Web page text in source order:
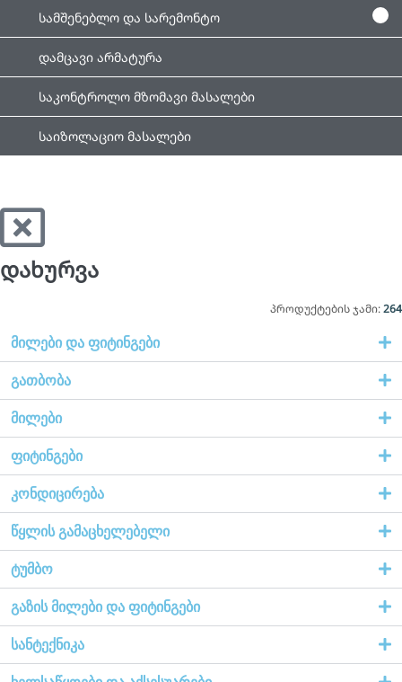
სამშენებლო და სარემონტო
დამცავი არმატურა
საკონტროლო მზომავი მასალები
საიზოლაციო მასალები
დახურვა
პროდუქტების ჯამი:264
მილები და ფიტინგები
გათბობა
მილები
ფიტინგები
კონდიცირება
წყლის გამაცხელებელი
ტუმბო
გაზის მილები და ფიტინგები
სანტექნიკა